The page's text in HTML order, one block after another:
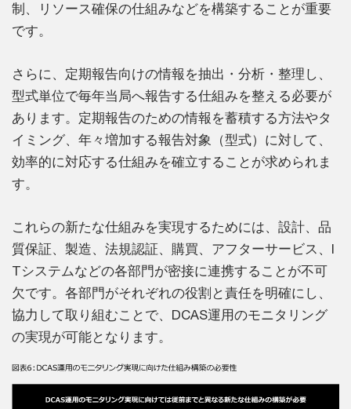
制、リソース確保の仕組みなどを構築することが重要
です。
さらに、定期報告向けの情報を抽出・分析・整理し、
型式単位で毎年当局へ報告する仕組みを整える必要が
あります。定期報告のための情報を蓄積する方法やタ
イミング、年々増加する報告対象（型式）に対して、
効率的に対応する仕組みを確立することが求められま
す。
これらの新たな仕組みを実現するためには、設計、品
質保証、製造、法規認証、購買、アフターサービス、I
Tシステムなどの各部門が密接に連携することが不可
欠です。各部門がそれぞれの役割と責任を明確にし、
協力して取り組むことで、DCAS運用のモニタリング
の実現が可能となります。